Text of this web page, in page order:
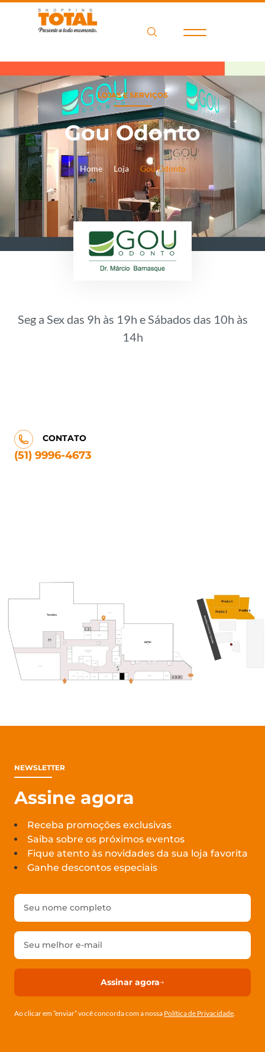
LOJAS E SERVIÇOS
Gou Odonto
Home Loja Gou Odonto
Seg a Sex das 9h às 19h e Sábados das 10h às
14h
CONTATO
(51) 9996-4673
NEWSLETTER
Assine agora
Receba promoções exclusivas
Saiba sobre os próximos eventos
Fique atento às novidades da sua loja favorita
Ganhe descontos especiais
Assinar agora
Ao clicar em ”enviar” você concorda com a nossa Política de Privacidade